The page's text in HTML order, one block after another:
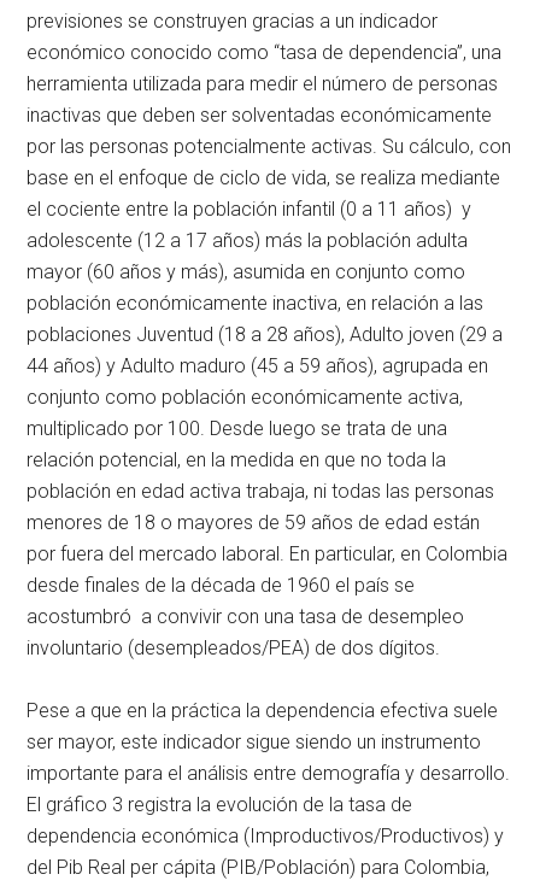
previsiones se construyen gracias a un indicador
económico conocido como “tasa de dependencia”, una
herramienta utilizada para medir el número de personas
inactivas que deben ser solventadas económicamente
por las personas potencialmente activas. Su cálculo, con
base en el enfoque de ciclo de vida, se realiza mediante
el cociente entre la población infantil (0 a 11 años) y
adolescente (12 a 17 años) más la población adulta
mayor (60 años y más), asumida en conjunto como
población económicamente inactiva, en relación a las
poblaciones Juventud (18 a 28 años), Adulto joven (29 a
44 años) y Adulto maduro (45 a 59 años), agrupada en
conjunto como población económicamente activa,
multiplicado por 100. Desde luego se trata de una
relación potencial, en la medida en que no toda la
población en edad activa trabaja, ni todas las personas
menores de 18 o mayores de 59 años de edad están
por fuera del mercado laboral. En particular, en Colombia
desde finales de la década de 1960 el país se
acostumbró a convivir con una tasa de desempleo
involuntario (desempleados/PEA) de dos dígitos.
Pese a que en la práctica la dependencia efectiva suele
ser mayor, este indicador sigue siendo un instrumento
importante para el análisis entre demografía y desarrollo.
El gráfico 3 registra la evolución de la tasa de
dependencia económica (Improductivos/Productivos) y
del Pib Real per cápita (PIB/Población) para Colombia,